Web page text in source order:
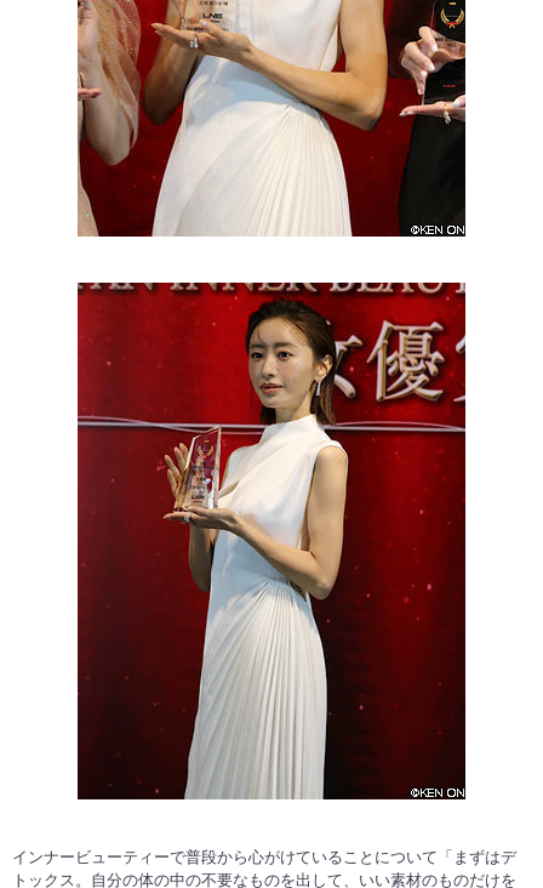
インナービューティーで普段から心がけていることについて「まずはデ
トックス。自分の体の中の不要なものを出して、いい素材のものだけを